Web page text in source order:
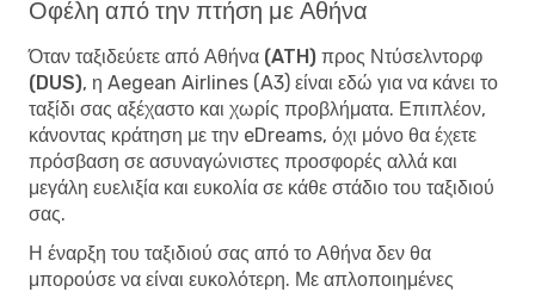
Οφέλη από την πτήση με Αθήνα
Όταν ταξιδεύετε από Αθήνα (ATH) προς Ντύσελντορφ
(DUS), η Aegean Airlines (A3) είναι εδώ για να κάνει το
ταξίδι σας αξέχαστο και χωρίς προβλήματα. Επιπλέον,
κάνοντας κράτηση με την eDreams, όχι μόνο θα έχετε
πρόσβαση σε ασυναγώνιστες προσφορές αλλά και
μεγάλη ευελιξία και ευκολία σε κάθε στάδιο του ταξιδιού
σας.
Η έναρξη του ταξιδιού σας από το Αθήνα δεν θα
μπορούσε να είναι ευκολότερη. Με απλοποιημένες